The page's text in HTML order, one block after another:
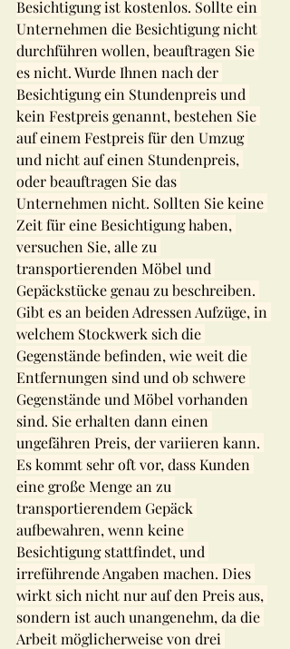
Besichtigung ist kostenlos. Sollte ein
Unternehmen die Besichtigung nicht
durchführen wollen, beauftragen Sie
es nicht. Wurde Ihnen nach der
Besichtigung ein Stundenpreis und
kein Festpreis genannt, bestehen Sie
auf einem Festpreis für den Umzug
und nicht auf einen Stundenpreis,
oder beauftragen Sie das
Unternehmen nicht. Sollten Sie keine
Zeit für eine Besichtigung haben,
versuchen Sie, alle zu
transportierenden Möbel und
Gepäckstücke genau zu beschreiben.
Gibt es an beiden Adressen Aufzüge, in
welchem Stockwerk sich die
Gegenstände befinden, wie weit die
Entfernungen sind und ob schwere
Gegenstände und Möbel vorhanden
sind. Sie erhalten dann einen
ungefähren Preis, der variieren kann.
Es kommt sehr oft vor, dass Kunden
eine große Menge an zu
transportierendem Gepäck
aufbewahren, wenn keine
Besichtigung stattfindet, und
irreführende Angaben machen. Dies
wirkt sich nicht nur auf den Preis aus,
sondern ist auch unangenehm, da die
Arbeit möglicherweise von drei